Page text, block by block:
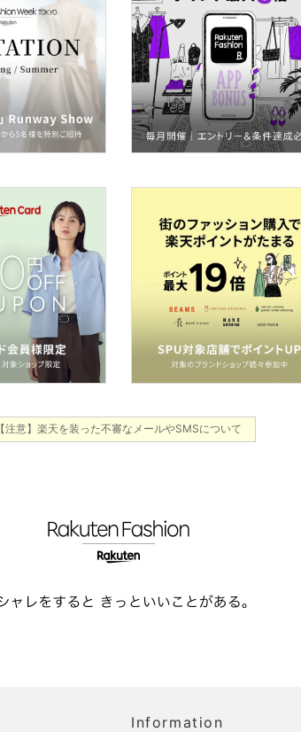
【注意】楽天を装った不審なメールやSMSについて
Information